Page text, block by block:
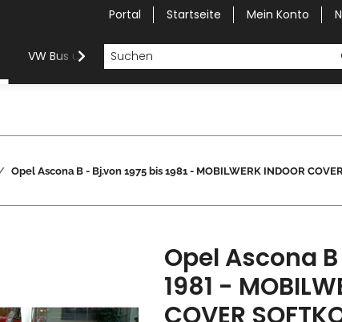
Portal Startseite Mein Konto
VW Bus und Van Car Cover
Opel Ascona B - Bj.von 1975 bis 1981 - MOBILWERK INDOOR
Opel Ascona
1981 -
COVER